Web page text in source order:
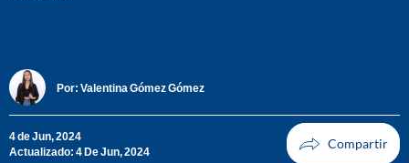
Por: Valentina Gómez Gómez
4 de Jun, 2024
Actualizado: 4 De Jun, 2024